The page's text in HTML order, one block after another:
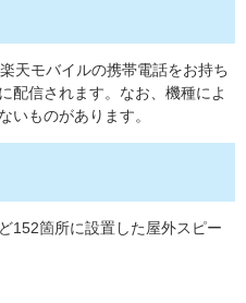
天モバイルの携帯電話をお持ち
配信されます。なお、機種によ
いものがあります。
152箇所に設置した屋外スピー